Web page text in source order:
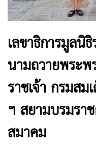
เลขาธิการมูลนิ
นามถวายพระ
ราชเจ้า กรมส
ฯ สยามบรมร
สมาคม